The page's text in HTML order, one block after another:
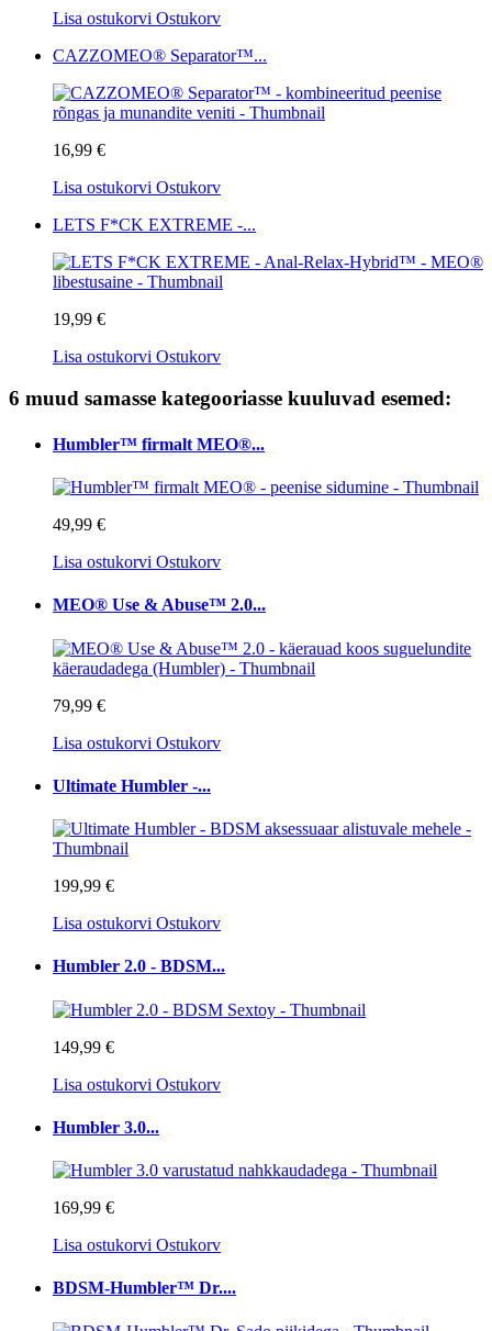
Lisa ostukorvi Ostukorv
CAZZOMEO® Separator™...
16,99 €
Lisa ostukorvi Ostukorv
LETS F*CK EXTREME -...
19,99 €
Lisa ostukorvi Ostukorv
6 muud samasse kategooriasse kuuluvad esemed:
Humbler™ firmalt MEO®...
49,99 €
Lisa ostukorvi Ostukorv
MEO® Use & Abuse™ 2.0...
79,99 €
Lisa ostukorvi Ostukorv
Ultimate Humbler -...
199,99 €
Lisa ostukorvi Ostukorv
Humbler 2.0 - BDSM...
149,99 €
Lisa ostukorvi Ostukorv
Humbler 3.0...
169,99 €
Lisa ostukorvi Ostukorv
BDSM-Humbler™ Dr....